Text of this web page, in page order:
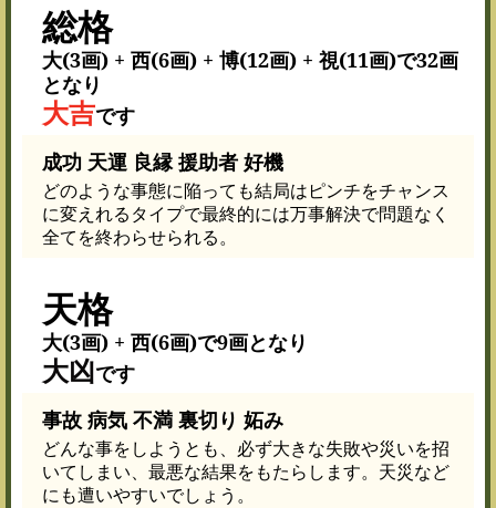
総格
大(3画) + 西(6画) + 博(12画) + 視(11画)で32画
となり
大吉です
成功 天運 良縁 援助者 好機
どのような事態に陥っても結局はピンチをチャンス
に変えれるタイプで最終的には万事解決で問題なく
全てを終わらせられる。
天格
大(3画) + 西(6画)で9画となり
大凶です
事故 病気 不満 裏切り 妬み
どんな事をしようとも、必ず大きな失敗や災いを招
いてしまい、最悪な結果をもたらします。天災など
にも遭いやすいでしょう。